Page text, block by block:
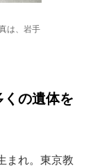
は、岩手
の遺体を
まれ。東京教